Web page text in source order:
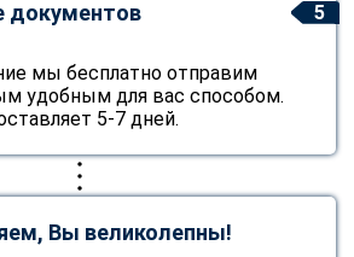
5
документов
мы бесплатно отправим
удобным для вас способом.
5-7 дней.
Вы великолепны!